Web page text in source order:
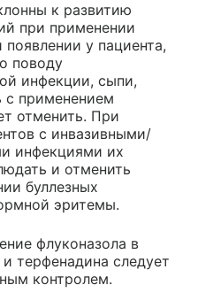
к развитию
при применении
у пациента,
поводу
инфекции, сыпи,
с применением
отменить. При
с инвазивными/
инфекциями их
и отменить
буллезных
эритемы.
флуконазола в
терфенадина следует
контролем.